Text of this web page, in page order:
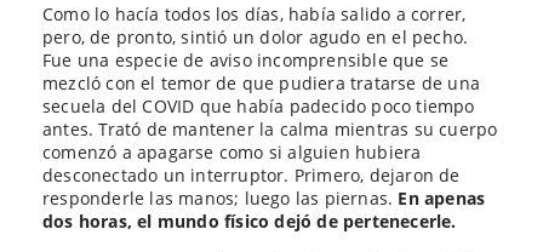
Como lo hacía todos los días, había salido a correr,
pero, de pronto, sintió un dolor agudo en el pecho.
Fue una especie de aviso incomprensible que se
mezcló con el temor de que pudiera tratarse de una
secuela del COVID que había padecido poco tiempo
antes. Trató de mantener la calma mientras su cuerpo
comenzó a apagarse como si alguien hubiera
desconectado un interruptor. Primero, dejaron de
responderle las manos; luego las piernas. En apenas
dos horas, el mundo físico dejó de pertenecerle.